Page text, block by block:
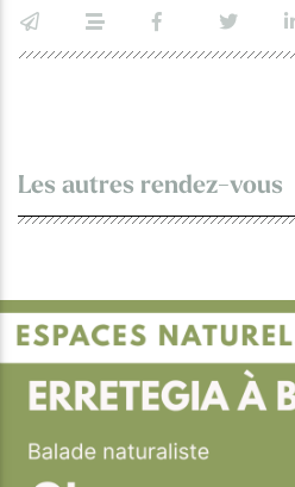
Les autres rendez-vous